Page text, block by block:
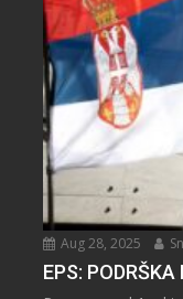
Aug 28, 2025
EPS: